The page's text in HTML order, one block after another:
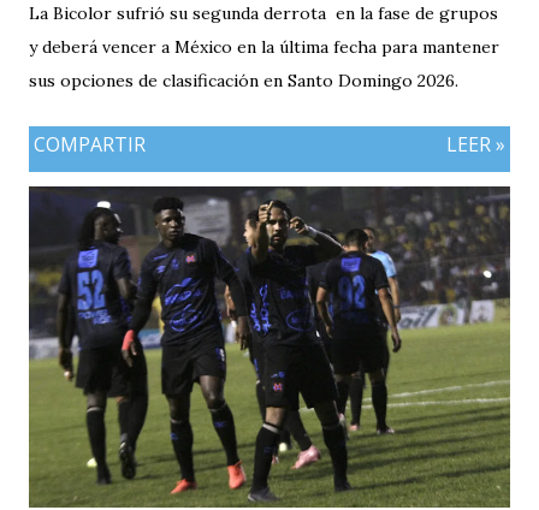
La Bicolor sufrió su segunda derrota en la fase de grupos
y deberá vencer a México en la última fecha para mantener
sus opciones de clasificación en Santo Domingo 2026.
COMPARTIR LEER »